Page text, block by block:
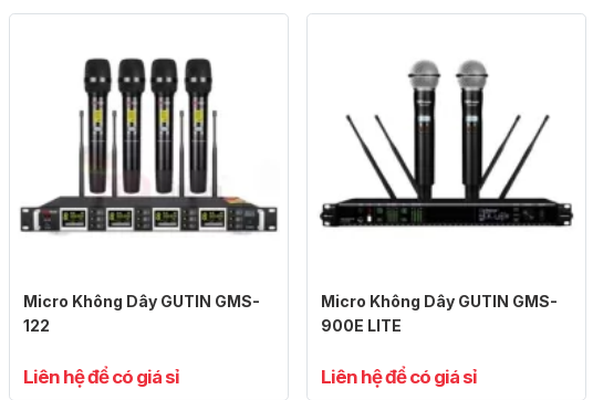
Micro Không Dây GUTIN GMS-
122
Liên hệ để có giá sỉ
Micro Không Dây GUTIN GMS-
900E LITE
Liên hệ để có giá sỉ